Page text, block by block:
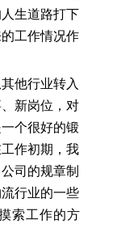
生道路打下
工作情况作
他行业转入
新岗位，对
个很好的锻
作初期，我
司的规章制
行业的一些
索工作的方